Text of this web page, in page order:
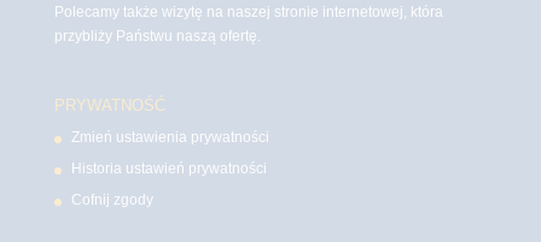
Polecamy także wizytę na naszej stronie internetowej, która
przybliży Państwu naszą ofertę.
PRYWATNOŚĆ
Zmień ustawienia prywatności
Historia ustawień prywatności
Cofnij zgody